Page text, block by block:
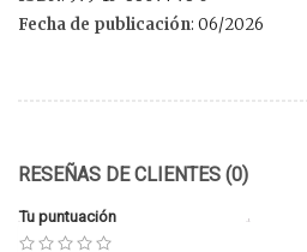
Fecha de publicación: 06/2026
RESEÑAS DE CLIENTES (0)
Tu puntuación